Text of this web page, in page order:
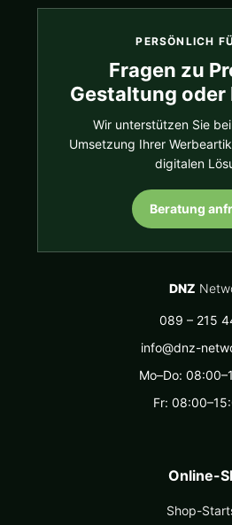
PERSÖNLICH
Fragen zu
Gestaltung oder
Wir unterstützen Sie
Umsetzung Ihrer
digitalen
Beratung
DNZ
089 – 215
info@dnz-
Mo–Do:
Fr:
Online-
Shop-